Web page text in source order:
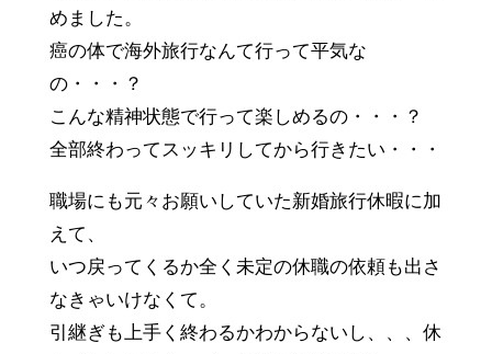
めました。
癌の体で海外旅行なんて行って平気な
の・・・？
こんな精神状態で行って楽しめるの・・・？
全部終わってスッキリしてから行きたい・・・
職場にも元々お願いしていた新婚旅行休暇に加
えて、
いつ戻ってくるか全く未定の休職の依頼も出さ
なきゃいけなくて。
引継ぎも上手く終わるかわからないし、、、休